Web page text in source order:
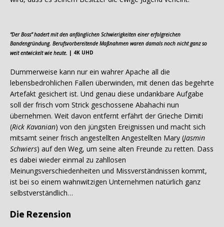
“Der Boss” hadert mit den anfänglichen Schwierigkeiten einer erfolgreichen
Bandengründung. Berufsvorbereitende Maßnahmen waren damals noch nicht ganz so
weit entwickelt wie heute. | 4K UHD
Dummerweise kann nur ein wahrer Apache all die
lebensbedrohlichen Fallen überwinden, mit denen das begehrte
Artefakt gesichert ist. Und genau diese undankbare Aufgabe
soll der frisch vom Strick geschossene Abahachi nun
übernehmen. Weit davon entfernt erfährt der Grieche Dimiti
(Rick Kavanian) von den jüngsten Ereignissen und macht sich
mitsamt seiner frisch angestellten Angestellten Mary (Jasmin
Schwiers) auf den Weg, um seine alten Freunde zu retten. Dass
es dabei wieder einmal zu zahllosen
Meinungsverschiedenheiten und Missverständnissen kommt,
ist bei so einem wahnwitzigen Unternehmen natürlich ganz
selbstverständlich…
Die Rezension